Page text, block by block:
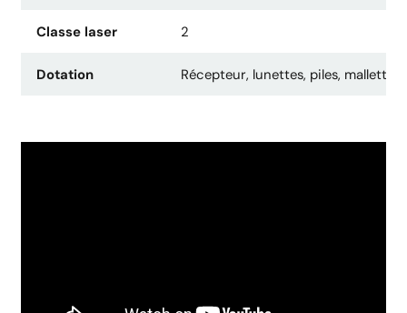
Classe laser 2
Dotation Récepteur, lunettes, piles, mallette